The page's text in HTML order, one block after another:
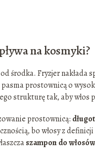
na kosmyki?
środka. Fryzjer nakłada
prostownicą o
strukturę tak, aby włos
prostownicą:
bo włosy z
szampon do